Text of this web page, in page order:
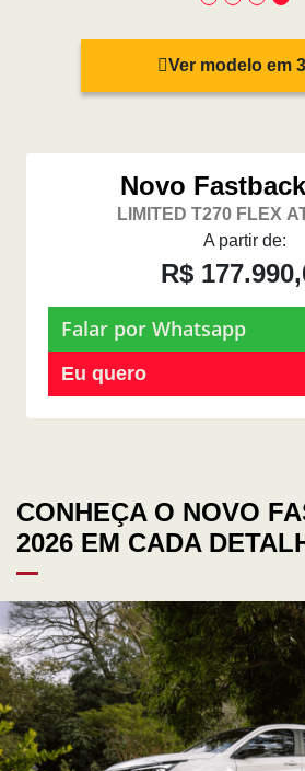
Ver modelo em
Novo
LIMITED T270 FLEX
A partir de:
R$
Falar por Whatsapp
Eu quero
CONHEÇA O NOVO
2026 EM CADA